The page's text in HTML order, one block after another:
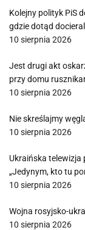
Kolejny polityk PiS
gdzie dotąd
10 sierpnia 2026
Jest drugi akt
przy domu
10 sierpnia 2026
Nie skreślajmy
10 sierpnia 2026
Ukraińska telewizja
„Jedynym, kto tu
10 sierpnia 2026
Wojna rosyjsko-
10 sierpnia 2026